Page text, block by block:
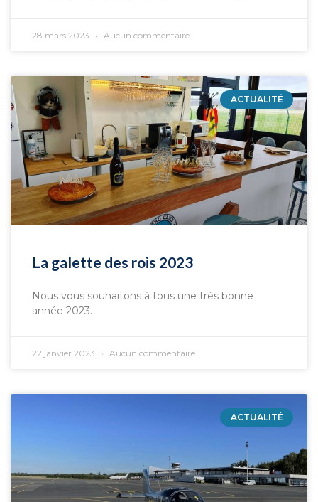
28 mars 2023 Aucun commentaire
ACTUALITÉ
La galette des rois 2023
Nous vous souhaitons à tous une très bonne
année 2023.
22 janvier 2023 Aucun commentaire
ACTUALITÉ